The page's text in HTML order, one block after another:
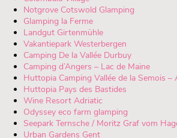
Notgrove Cotswold Glamping
Glamping la Ferme
Landgut Girtenmühle
Vakantiepark Westerbergen
Camping De la Vallée Durbuy
Camping d’Angers – Lac de Maine
Huttopia Camping Vallée de la Semois –
Huttopia Pays des Bastides
Wine Resort Adriatic
Odyssey eco farm glamping
Seepark Ternsche / Moritz Graf vom
Urban Gardens Gent